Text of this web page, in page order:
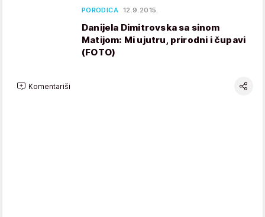
PORODICA 12.9.2015.
Danijela Dimitrovska sa sinom
Matijom: Mi ujutru, prirodni i čupavi
(FOTO)
Komentariši